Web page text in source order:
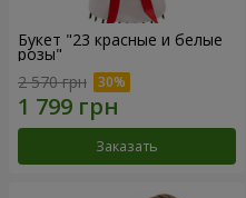
Букет "23 красные и белые
розы"
2 570 грн
Заказать